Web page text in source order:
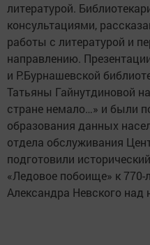
литературой.
консультациями,
работы с литературой и
направлению.
и Р.Бурнашевской
Татьяны Гайнутдиновой
стране немало…» и были
образования данных
отдела обслуживания
подготовили
«Ледовое побоище» к
Александра Невского